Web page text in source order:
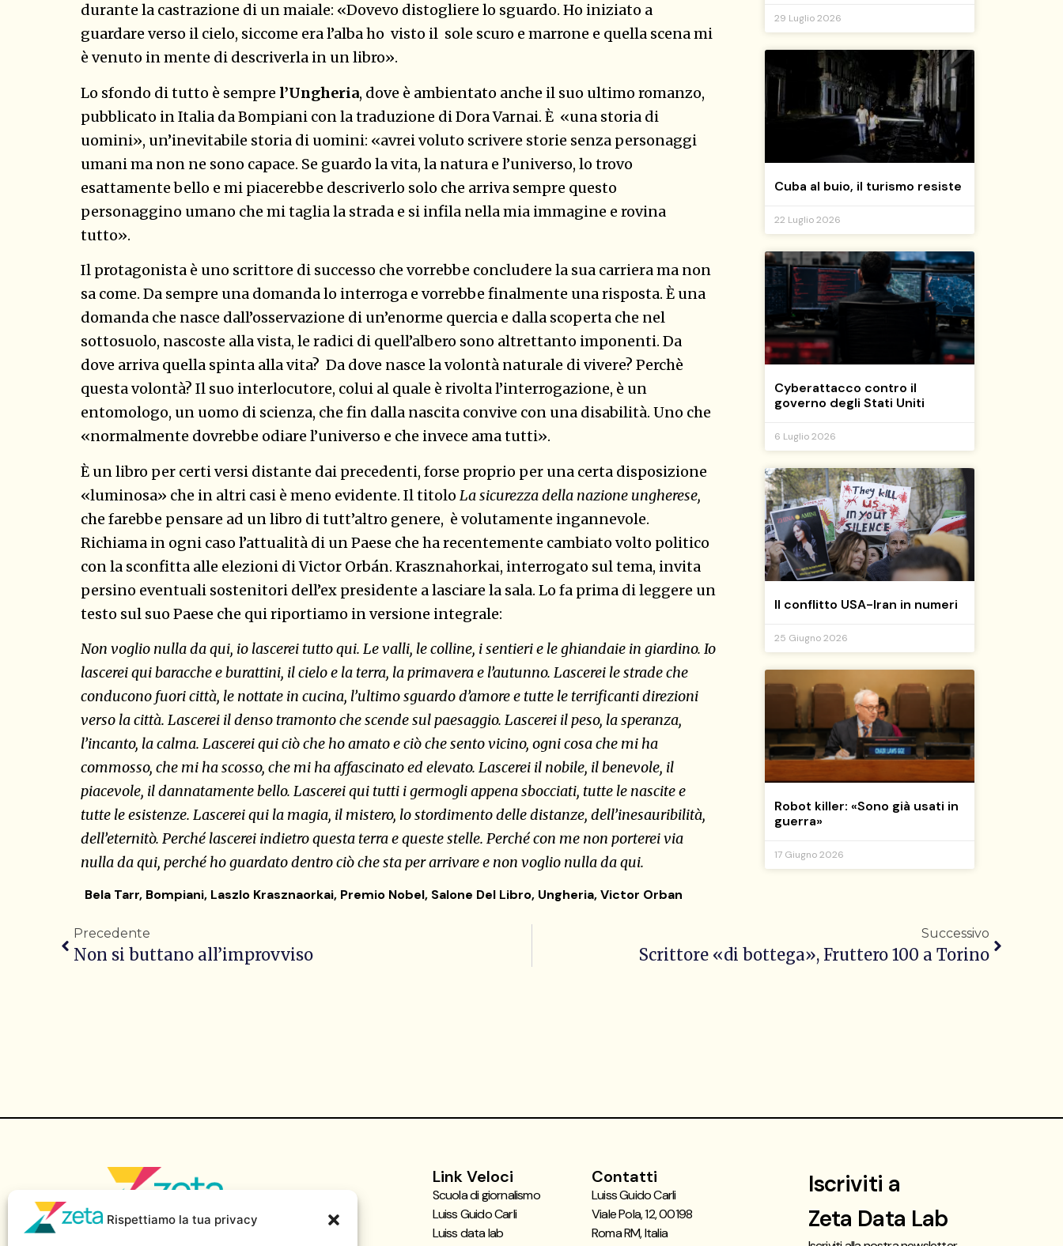
Rispettiamo la tua privacy
durante la castrazione di un maiale: «Dovevo distogliere lo sguardo. Ho iniziato a
guardare verso il cielo, siccome era l’alba ho visto il sole scuro e marrone e quella scena mi
è venuto in mente di descriverla in un libro».
Lo sfondo di tutto è sempre l’Ungheria, dove è ambientato anche il suo ultimo romanzo,
pubblicato in Italia da Bompiani con la traduzione di Dora Varnai. È «una storia di
uomini», un’inevitabile storia di uomini: «avrei voluto scrivere storie senza personaggi
umani ma non ne sono capace. Se guardo la vita, la natura e l’universo, lo trovo
esattamente bello e mi piacerebbe descriverlo solo che arriva sempre questo
personaggino umano che mi taglia la strada e si infila nella mia immagine e rovina
tutto».
Il protagonista è uno scrittore di successo che vorrebbe concludere la sua carriera ma non
sa come. Da sempre una domanda lo interroga e vorrebbe finalmente una risposta. È una
domanda che nasce dall’osservazione di un’enorme quercia e dalla scoperta che nel
sottosuolo, nascoste alla vista, le radici di quell’albero sono altrettanto imponenti. Da
dove arriva quella spinta alla vita? Da dove nasce la volontà naturale di vivere? Perchè
questa volontà? Il suo interlocutore, colui al quale è rivolta l’interrogazione, è un
entomologo, un uomo di scienza, che fin dalla nascita convive con una disabilità. Uno che
«normalmente dovrebbe odiare l’universo e che invece ama tutti».
È un libro per certi versi distante dai precedenti, forse proprio per una certa disposizione
«luminosa» che in altri casi è meno evidente. Il titolo La sicurezza della nazione ungherese,
che farebbe pensare ad un libro di tutt’altro genere, è volutamente ingannevole.
Richiama in ogni caso l’attualità di un Paese che ha recentemente cambiato volto politico
con la sconfitta alle elezioni di Victor Orbán. Krasznahorkai, interrogato sul tema, invita
persino eventuali sostenitori dell’ex presidente a lasciare la sala. Lo fa prima di leggere un
testo sul suo Paese che qui riportiamo in versione integrale:
Non voglio nulla da qui, io lascerei tutto qui. Le valli, le colline, i sentieri e le ghiandaie in giardino. Io
lascerei qui baracche e burattini, il cielo e la terra, la primavera e l’autunno. Lascerei le strade che
conducono fuori città, le nottate in cucina, l’ultimo sguardo d’amore e tutte le terrificanti direzioni
verso la città. Lascerei il denso tramonto che scende sul paesaggio. Lascerei il peso, la speranza,
l’incanto, la calma. Lascerei qui ciò che ho amato e ciò che sento vicino, ogni cosa che mi ha
commosso, che mi ha scosso, che mi ha affascinato ed elevato. Lascerei il nobile, il benevole, il
piacevole, il dannatamente bello. Lascerei qui tutti i germogli appena sbocciati, tutte le nascite e
tutte le esistenze. Lascerei qui la magia, il mistero, lo stordimento delle distanze, dell’inesauribilità,
dell’eternitò. Perché lascerei indietro questa terra e queste stelle. Perché con me non porterei via
nulla da qui, perché ho guardato dentro ciò che sta per arrivare e non voglio nulla da qui.
Bela Tarr, Bompiani, Laszlo Krasznaorkai, Premio Nobel, Salone Del Libro, Ungheria,Victor Orban
29 Luglio 2026
Cuba al buio, il turismo resiste
22 Luglio 2026
Cyberattacco contro il
governo degli Stati Uniti
6 Luglio 2026
Il conflitto USA-Iran in numeri
25 Giugno 2026
Robot killer: «Sono già usati in
guerra»
17 Giugno 2026
Precedente
Non si buttano all’improvviso
Successivo
Scrittore «di bottega», Fruttero 100 a Torino
Sito di informazione della Scuola Superiore di Giornalismo
Link Veloci
Scuola di giornalismo
Luiss Guido Carli
Luiss data lab
Contatti
Luiss Guido Carli
Viale Pola, 12, 00198
Roma RM, Italia
Iscriviti a
Zeta Data Lab